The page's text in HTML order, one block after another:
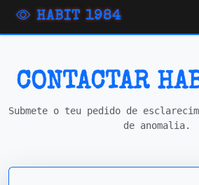
HABIT 1984
CONTACTAR
Submete o teu pedido de
de anomalia.